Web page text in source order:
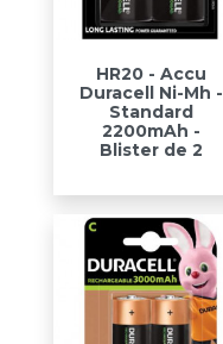
HR20 - Accu
Duracell Ni-Mh -
Standard
2200mAh -
Blister de 2